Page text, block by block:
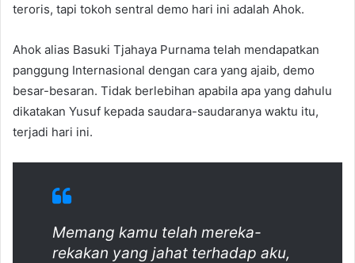
teroris, tapi tokoh sentral demo hari ini adalah Ahok.
Ahok alias Basuki Tjahaya Purnama telah mendapatkan
panggung Internasional dengan cara yang ajaib, demo
besar-besaran. Tidak berlebihan apabila apa yang dahulu
dikatakan Yusuf kepada saudara-saudaranya waktu itu,
terjadi hari ini.
Memang kamu telah mereka-
rekakan yang jahat terhadap aku,